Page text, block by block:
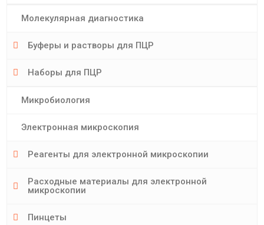
Молекулярная диагностика
Буферы и растворы для ПЦР
Наборы для ПЦР
Микробиология
Электронная микроскопия
Реагенты для электронной микроскопии
Расходные материалы для электронной
микроскопии
Пинцеты